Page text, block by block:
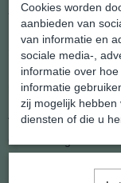
Zilveren
Een compleet
Shanna's Gems and
De oorhangers
kleuren bij bewegen
Afmeting: 8 mm
Cookies worden
aanbieden van
van informatie en
sociale media-,
informatie over
informatie
zij mogelijk
diensten of die u